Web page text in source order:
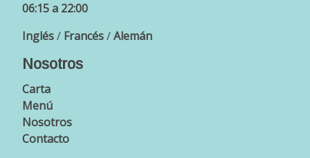
06:15 a 22:00
Inglés/ Francés/Alemán
Nosotros
Carta
Menú
Nosotros
Contacto